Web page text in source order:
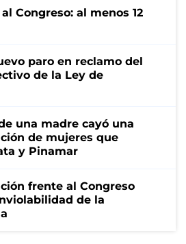
Congreso: al menos 12
paro en reclamo del
de la Ley de
una madre cayó una
de mujeres que
y Pinamar
frente al Congreso
de la